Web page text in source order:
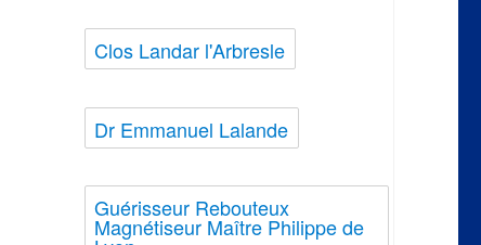
Clos Landar l'Arbresle
Dr Emmanuel Lalande
Guérisseur Rebouteux
Magnétiseur Maître Philippe de